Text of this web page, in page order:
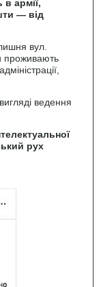
армії,
— від
вул.
проживають
ведення
рух